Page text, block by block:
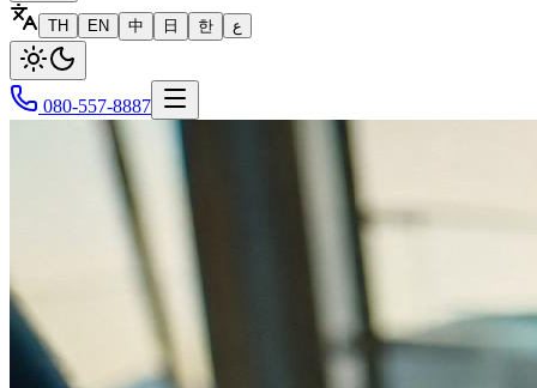
TH
EN 中 日 한 ع
080-557-8887